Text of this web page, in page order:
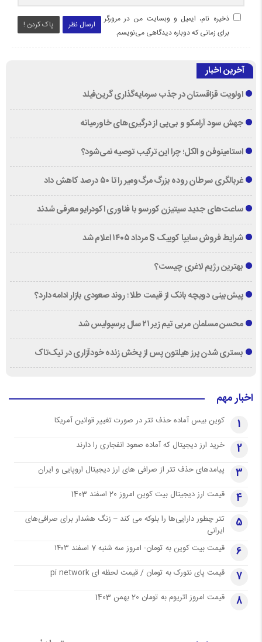
ارسال نظر پاک کردن !
ذخیره نام، ایمیل و وبسایت من در مرورگر
برای زمانی که دوباره دیدگاهی می‌نویسم.
آخرین اخبار
اولویت قزاقستان در جذب سرمایه‌گذاری گرین‌فیلد
جهش سود آرامکو و بی‌پی از درگیری‌های خاورمیانه
استامینوفن و الکل؛ چرا این ترکیب توصیه نمی‌شود؟
غربالگری سرطان روده بزرگ مرگ‌ومیر را تا ۵۰ درصد کاهش داد
ساعت‌های جدید سیتیزن کورسو با فناوری اکودرایو معرفی شدند
شرایط فروش سایپا کوییک S مرداد ۱۴۰۵ اعلام شد
بهترین رژیم لاغری چیست؟
پیش‌بینی دویچه‌ بانک از قیمت طلا ؛ روند صعودی بازار ادامه دارد؟
محسن مسلمان مربی تیم زیر ۲۱ سال پرسپولیس شد
بستری شدن پرز هیلتون پس از پخش زنده خودآزاری در تیک‌تاک
اخبار مهم
1 کوین بیس آماده حذف تتر در صورت تغییر قوانین آمریکا
2 خرید ارز دیجیتال که آماده صعود انفجاری را دارند
3 پیامدهای حذف تتر از صرافی های ارز دیجیتال اروپایی و ایران
4 قیمت ارز دیجیتال بیت کوین امروز 20 اسفند 1403
5
تتر چطور دارایی‌ها را بلوکه می کند – زنگ هشدار برای صرافی‌های
ایرانی
6 قیمت بیت کوین به تومان- امروز سه شنبه 7 اسفند ۱۴۰۳
7 قیمت پای نتورک به تومان / قیمت لحظه ای pi network
8 قیمت امروز اتریوم به تومان 20 بهمن 1403